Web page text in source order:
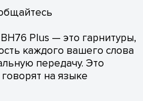
Plus — это гарнитуры,
каждого вашего слова
передачу. Это
на языке